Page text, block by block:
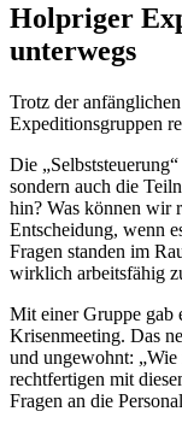
Holpriger
unterwegs
Trotz der
Expeditionsgruppen
Die
sondern auch die
hin? Was können wir
Entscheidung, wenn
Fragen standen im
wirklich arbeitsfähig
Mit einer Gruppe gab
Krisenmeeting. Das
und ungewohnt:
rechtfertigen mit
Fragen an die